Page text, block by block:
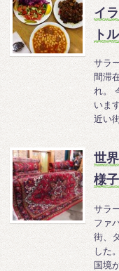
イ
ト
サラ
間滞
れ。
いま
近い
世
様
サラ
ファ
街、
した
国境